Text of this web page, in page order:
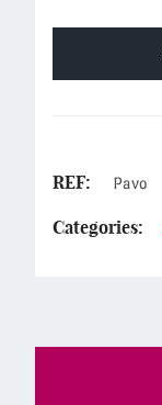
REF: Pavo
Categories: